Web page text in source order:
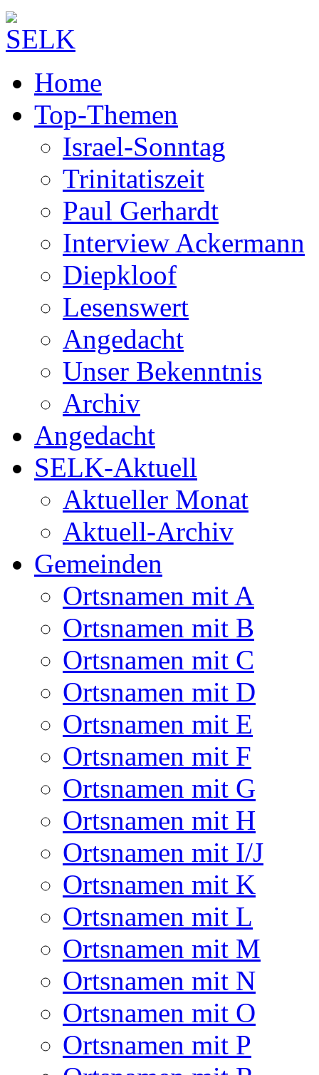
Home
Top-Themen
Israel-Sonntag
Trinitatiszeit
Paul Gerhardt
Interview Ackermann
Diepkloof
Lesenswert
Angedacht
Unser Bekenntnis
Archiv
Angedacht
SELK-Aktuell
Aktueller Monat
Aktuell-Archiv
Gemeinden
Ortsnamen mit A
Ortsnamen mit B
Ortsnamen mit C
Ortsnamen mit D
Ortsnamen mit E
Ortsnamen mit F
Ortsnamen mit G
Ortsnamen mit H
Ortsnamen mit I/J
Ortsnamen mit K
Ortsnamen mit L
Ortsnamen mit M
Ortsnamen mit N
Ortsnamen mit O
Ortsnamen mit P